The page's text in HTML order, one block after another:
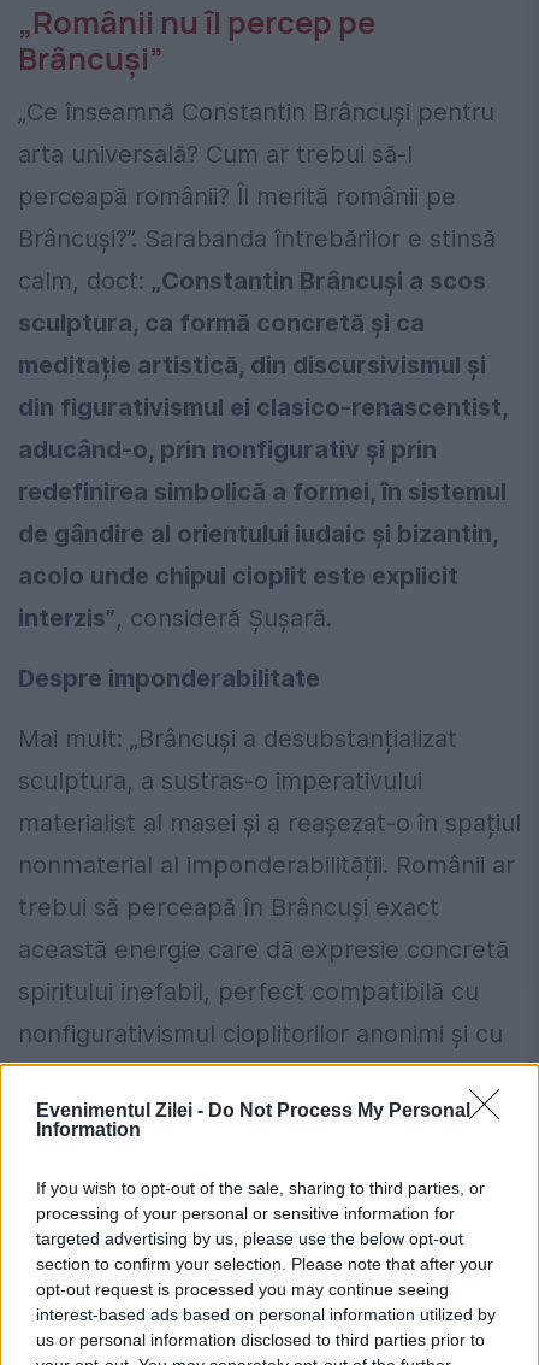
Evenimentul Zilei - Do Not Process My Personal
Information
If you wish to opt-out of the sale, sharing to third parties, or
processing of your personal or sensitive information for
targeted advertising by us, please use the below opt-out
section to confirm your selection. Please note that after your
opt-out request is processed you may continue seeing
interest-based ads based on personal information utilized by
us or personal information disclosed to third parties prior to
„Românii nu îl percep pe
Brâncuși”
„Ce înseamnă Constantin Brâncuși pentru
arta universală? Cum ar trebui să-l
perceapă românii? Îl merită românii pe
Brâncuși?”. Sarabanda întrebărilor e stinsă
calm, doct: „Constantin Brâncuși a scos
sculptura, ca formă concretă și ca
meditație artistică, din discursivismul și
din figurativismul ei clasico-renascentist,
aducând-o, prin nonfigurativ și prin
redefinirea simbolică a formei, în sistemul
de gândire al orientului iudaic și bizantin,
acolo unde chipul cioplit este explicit
interzis”, consideră Șușară.
Despre imponderabilitate
Mai mult: „Brâncuși a desubstanțializat
sculptura, a sustras-o imperativului
materialist al masei și a reașezat-o în spațiul
nonmaterial al imponderabilității. Românii ar
trebui să perceapă în Brâncuși exact
această energie care dă expresie concretă
spiritului inefabil, perfect compatibilă cu
nonfigurativismul cioplitorilor anonimi și cu
interioritatea credinței de factură oriental-
ortodoxă.
Din păcate, românii nu îl percep pe
Brâncuși, doar îi folosesc cu patetism
numele și repetă stereotip refrenuri
exegetice narcisiace sau truisme demult
expirate.Spațiul românesc îl merită,